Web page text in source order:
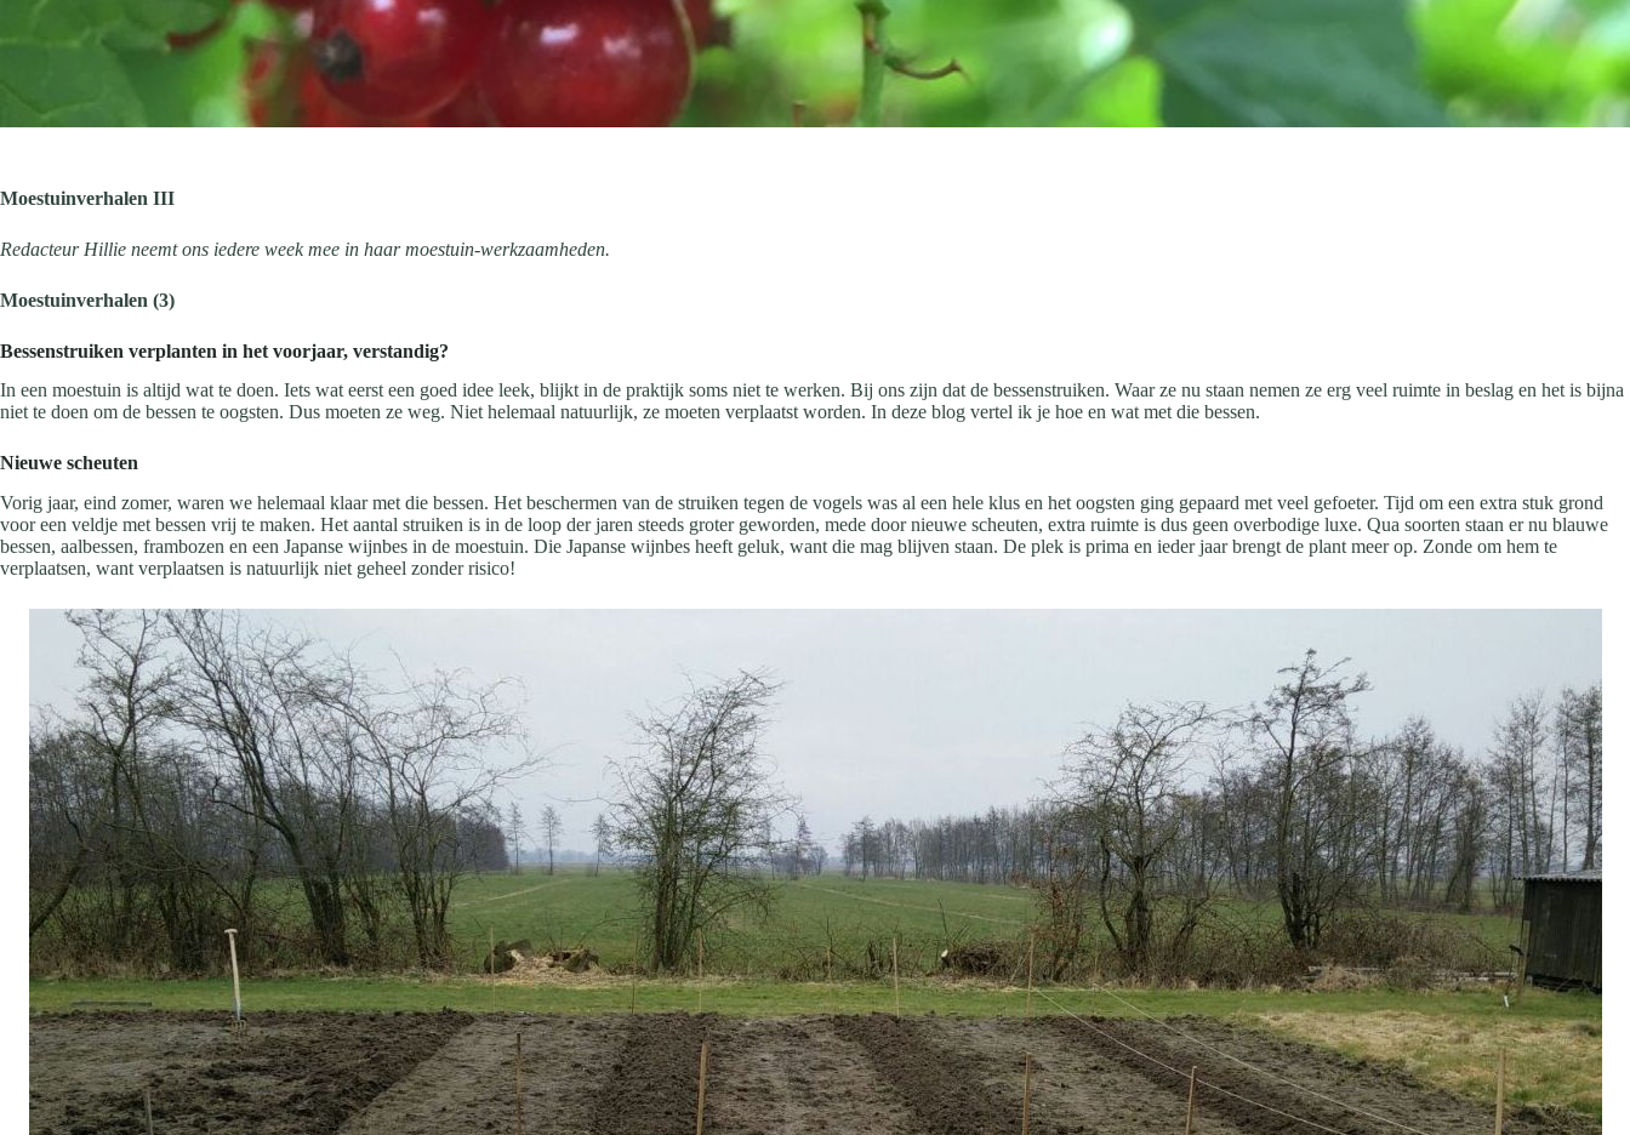
Moestuinverhalen III
Redacteur Hillie neemt ons iedere week mee in haar moestuin-werkzaamheden.
Moestuinverhalen (3)
Bessenstruiken verplanten in het voorjaar, verstandig?
In een moestuin is altijd wat te doen. Iets wat eerst een goed idee leek, blijkt in de praktijk soms niet te werken. Bij ons zijn dat de bessenstruiken. Waar ze nu staan nemen ze erg veel ruimte in beslag en het is bijna
niet te doen om de bessen te oogsten. Dus moeten ze weg. Niet helemaal natuurlijk, ze moeten verplaatst worden. In deze blog vertel ik je hoe en wat met die bessen.
Nieuwe scheuten
Vorig jaar, eind zomer, waren we helemaal klaar met die bessen. Het beschermen van de struiken tegen de vogels was al een hele klus en het oogsten ging gepaard met veel gefoeter. Tijd om een extra stuk grond
voor een veldje met bessen vrij te maken. Het aantal struiken is in de loop der jaren steeds groter geworden, mede door nieuwe scheuten, extra ruimte is dus geen overbodige luxe. Qua soorten staan er nu blauwe
bessen, aalbessen, frambozen en een Japanse wijnbes in de moestuin. Die Japanse wijnbes heeft geluk, want die mag blijven staan. De plek is prima en ieder jaar brengt de plant meer op. Zonde om hem te
verplaatsen, want verplaatsen is natuurlijk niet geheel zonder risico!